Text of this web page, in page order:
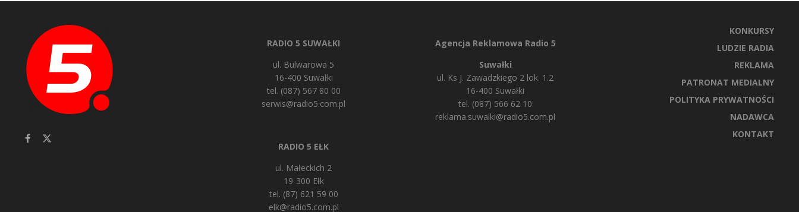
RADIO 5 SUWAŁKI
ul. Bulwarowa 5
16-400 Suwałki
tel. (087) 567 80 00
serwis@radio5.com.pl
RADIO 5 EŁK
ul. Małeckich 2
19-300 Ełk
tel. (87) 621 59 00
elk@radio5.com.pl
Agencja Reklamowa Radio 5
Suwałki
ul. Ks J. Zawadzkiego 2 lok. 1.2
16-400 Suwałki
tel. (087) 566 62 10
reklama.suwalki@radio5.com.pl
KONKURSY
LUDZIE RADIA
REKLAMA
PATRONAT MEDIALNY
POLITYKA PRYWATNOŚCI
NADAWCA
KONTAKT